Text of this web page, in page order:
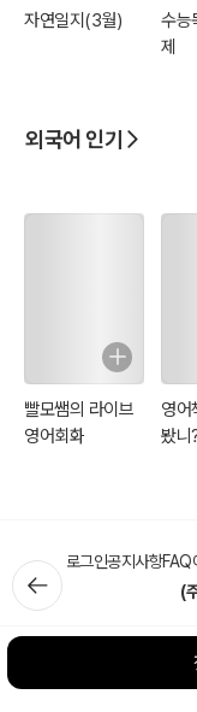
자연일지(3월)
수능
제
외국어 인기
빨모쌤의 라이브
영어회화
영어
봤니
로그인공지사항FAQ
(